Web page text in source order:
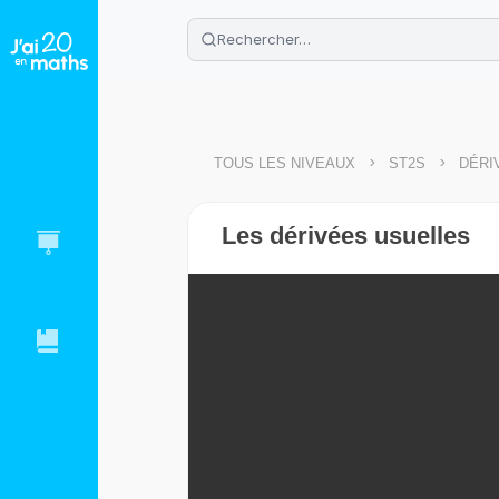
🌴Cahier de vacances offert:
Télécharge ton PDF gratuit et
TOUS LES NIVEAUX > ST2S >
Les dérivées usuelles